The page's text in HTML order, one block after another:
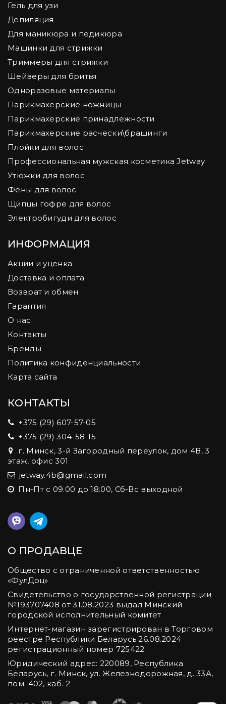
Гель для узи
Депиляция
Для маникюра и педикюра
Машинки для стрижки
Триммеры для стрижки
Шейверы для бритья
Одноразовые материалы
Парикмахерские ножницы
Парикмахерские принадлежности
Парикмахерские расчески\брашинги
Плойки для волос
Профессиональная мужская косметика Jetway
Утюжки для волос
Фены для волос
Щипцы гофре для волос
Электробигуди для волос
ИНФОРМАЦИЯ
Акции и уценка
Доставка и оплата
Возврат и обмен
Гарантия
О нас
Контакты
Бренды
Политика конфиденциальности
Карта сайта
КОНТАКТЫ
+375 (29) 607-57-05
+375 (29) 304-58-15
г. Минск, 3-й Загородный переулок, дом 4В, 3
этаж, офис 301
jetway.4b@gmail.com
Пн-Пт с 09.00 до 18.00, Сб-Вс выходной
О ПРОДАВЦЕ
Общество с ограниченной ответственностью
«ФулДоц»
Свидетельство о государственной регистрации
№‎193707408 от 31.08.2023 выдал Минский
городской исполнительный комитет
Интернет-магазин зарегистрирован в Торговом
реестре Республики Беларусь 26.08.2024
регистрационный номер 725422
Юридический адрес: 220089, Республика
Беларусь, г. Минск, ул. Железнодорожная, д. 33А,
пом. 402, каб. 2